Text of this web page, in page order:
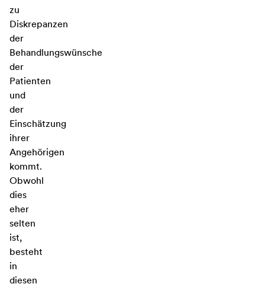
zu
Diskrepanzen
der
Behandlungswünsche
der
Patienten
und
der
Einschätzung
ihrer
Angehörigen
kommt.
Obwohl
dies
eher
selten
ist,
besteht
in
diesen